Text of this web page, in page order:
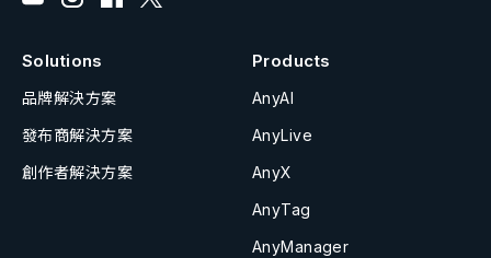
Solutions
品牌解決方案
發布商解決方案
創作者解決方案
Products
AnyAI
AnyLive
AnyX
AnyTag
AnyManager